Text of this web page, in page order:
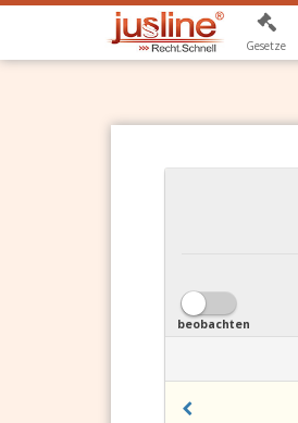
Gesetze
beobachten